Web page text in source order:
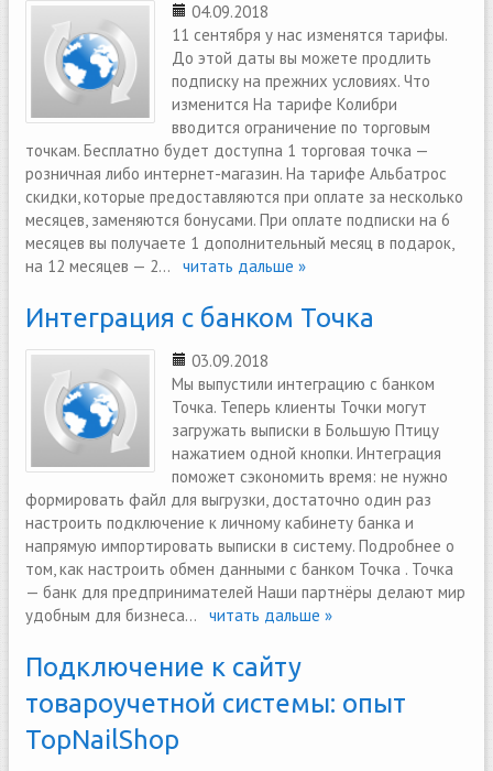
04.09.2018
11 сентября у нас изменятся тарифы.
До этой даты вы можете продлить
подписку на прежних условиях. Что
изменится На тарифе Колибри
вводится ограничение по торговым
точкам. Бесплатно будет доступна 1 торговая точка —
розничная либо интернет-магазин. На тарифе Альбатрос
скидки, которые предоставляются при оплате за несколько
месяцев, заменяются бонусами. При оплате подписки на 6
месяцев вы получаете 1 дополнительный месяц в подарок,
на 12 месяцев — 2... читать дальше »
Интеграция с банком Точка
03.09.2018
Мы выпустили интеграцию с банком
Точка. Теперь клиенты Точки могут
загружать выписки в Большую Птицу
нажатием одной кнопки. Интеграция
поможет сэкономить время: не нужно
формировать файл для выгрузки, достаточно один раз
настроить подключение к личному кабинету банка и
напрямую импортировать выписки в систему. Подробнее о
том, как настроить обмен данными с банком Точка . Точка
— банк для предпринимателей Наши партнёры делают мир
удобным для бизнеса... читать дальше »
Подключение к сайту
товароучетной системы: опыт
TopNailShop